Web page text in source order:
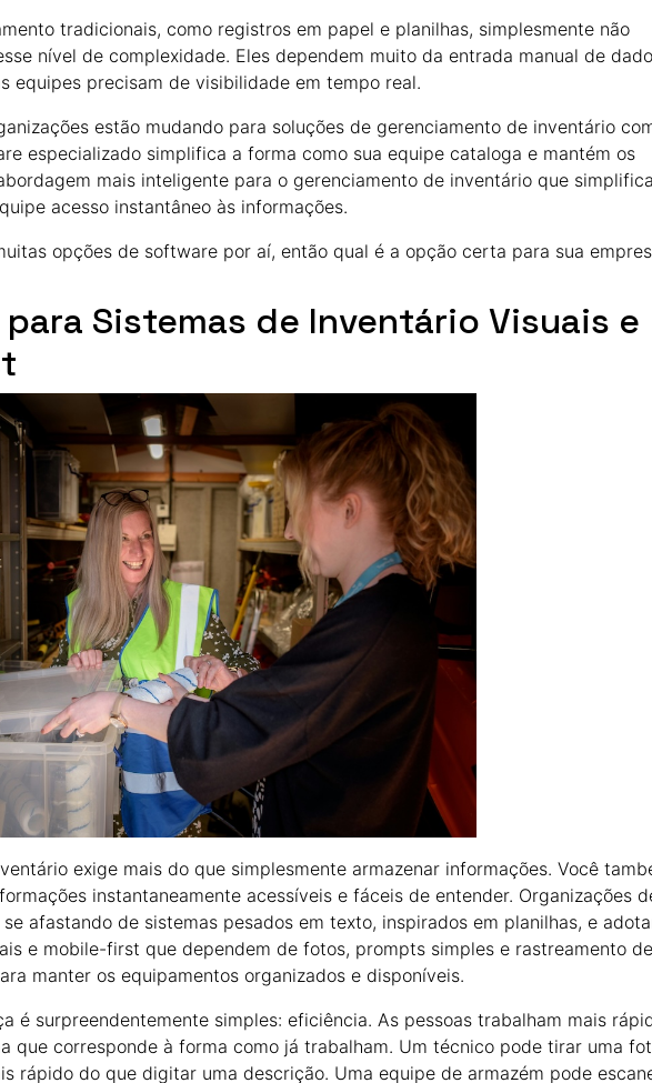
tradicionais, como registros em papel e planilhas, simplesmente não
nível de complexidade. Eles dependem muito da entrada manual de
equipes precisam de visibilidade em tempo real.
estão mudando para soluções de gerenciamento de inventário
especializado simplifica a forma como sua equipe cataloga e mantém os
mais inteligente para o gerenciamento de inventário que
acesso instantâneo às informações.
opções de software por aí, então qual é a opção certa para sua
Sistemas de Inventário Visuais e
exige mais do que simplesmente armazenar informações. Você
instantaneamente acessíveis e fáceis de entender. Organizações
afastando de sistemas pesados em texto, inspirados em planilhas, e
e mobile-first que dependem de fotos, prompts simples e rastreamento de
manter os equipamentos organizados e disponíveis.
é surpreendentemente simples: eficiência. As pessoas trabalham mais
que corresponde à forma como já trabalham. Um técnico pode tirar uma
rápido do que digitar uma descrição. Uma equipe de armazém pode